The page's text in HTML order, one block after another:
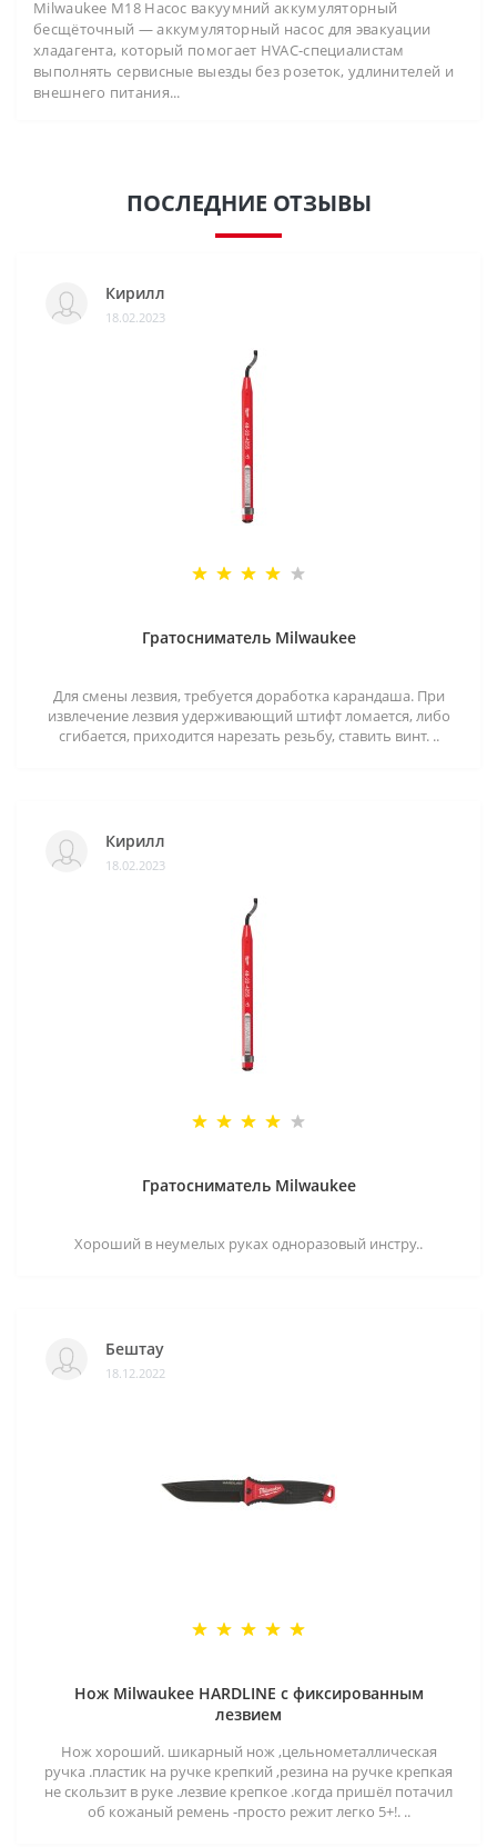
Milwaukee M18 Насос вакуумний аккумуляторный
бесщёточный — аккумуляторный насос для эвакуации
хладагента, который помогает HVAC-специалистам
выполнять сервисные выезды без розеток, удлинителей и
внешнего питания...
ПОСЛЕДНИЕ ОТЗЫВЫ
Кирилл
18.02.2023
Гратосниматель Milwaukee
Для смены лезвия, требуется доработка карандаша. При
извлечение лезвия удерживающий штифт ломается, либо
сгибается, приходится нарезать резьбу, ставить винт. ..
Кирилл
18.02.2023
Гратосниматель Milwaukee
Хороший в неумелых руках одноразовый инстру..
Бештау
18.12.2022
Нож Milwaukee HARDLINE с фиксированным
лезвием
Нож хороший. шикарный нож ,цельнометаллическая
ручка .пластик на ручке крепкий ,резина на ручке крепкая
не скользит в руке .лезвие крепкое .когда пришёл потачил
об кожаный ремень -просто режит легко 5+!. ..